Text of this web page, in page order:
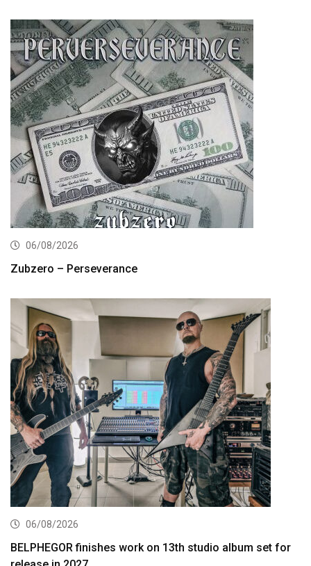
06/08/2026
Zubzero – Perseverance
06/08/2026
BELPHEGOR finishes work on 13th studio album set for